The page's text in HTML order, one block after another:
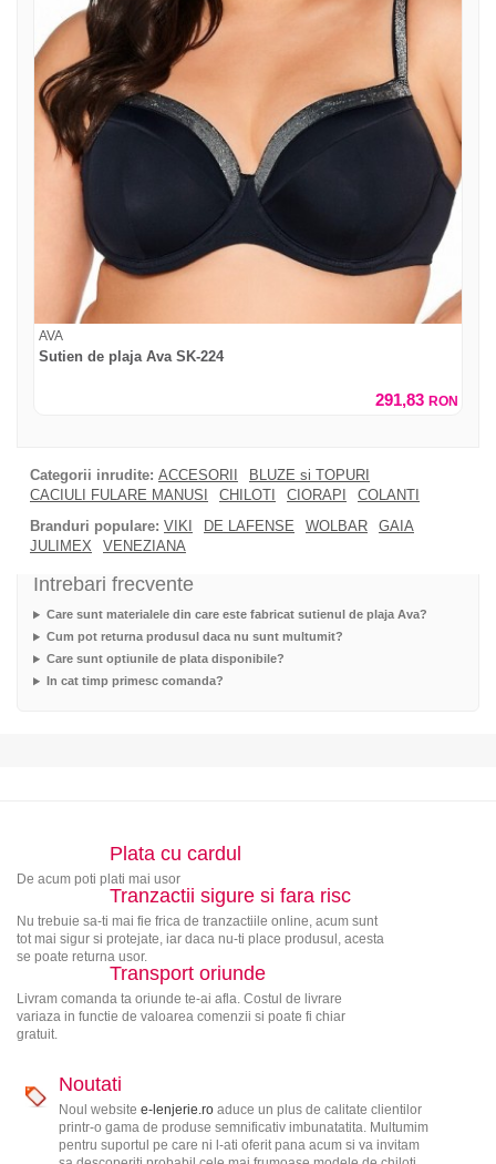
AVA
Sutien de plaja Ava SK-224
291,83 RON
Categorii inrudite: ACCESORII
BLUZE si TOPURI
CACIULI FULARE MANUSI
CHILOTI CIORAPI
COLANTI
Branduri populare: VIKI DE LAFENSE WOLBAR
GAIA
JULIMEX
VENEZIANA
Intrebari frecvente
Care sunt materialele din care este fabricat sutienul de plaja Ava?
Cum pot returna produsul daca nu sunt multumit?
Care sunt optiunile de plata disponibile?
In cat timp primesc comanda?
Plata cu cardul
De acum poti plati mai usor
Tranzactii sigure si fara risc
Nu trebuie sa-ti mai fie frica de tranzactiile online, acum sunt
tot mai sigur si protejate, iar daca nu-ti place produsul, acesta
se poate returna usor.
Transport oriunde
Livram comanda ta oriunde te-ai afla. Costul de livrare
variaza in functie de valoarea comenzii si poate fi chiar
gratuit.
Noutati
Noul website e-lenjerie.roaduce un plus de calitate clientilor
printr-o gama de produse semnificativ imbunatatita. Multumim
pentru suportul pe care ni l-ati oferit pana acum si va invitam